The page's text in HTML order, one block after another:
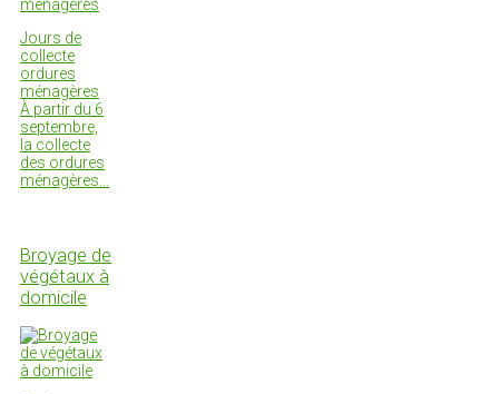
Jours de
collecte
ordures
ménagères
À partir du 6
septembre,
la collecte
des ordures
ménagères…
Broyage de
végétaux à
domicile